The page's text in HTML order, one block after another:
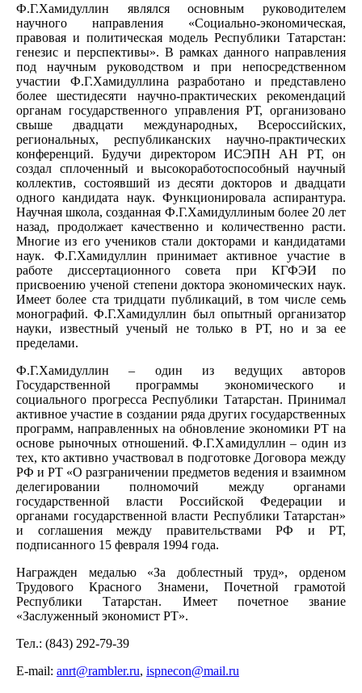
Ф.Г.Хамидуллин являлся основным руководителем
научного направления «Социально-экономическая,
правовая и политическая модель Республики Татарстан:
генезис и перспективы». В рамках данного направления
под научным руководством и при непосредственном
участии Ф.Г.Хамидуллина разработано и представлено
более шестидесяти научно-практических рекомендаций
органам государственного управления РТ, организовано
свыше двадцати международных, Всероссийских,
региональных, республиканских научно-практических
конференций. Будучи директором ИСЭПН АН РТ, он
создал сплоченный и высокоработоспособный научный
коллектив, состоявший из десяти докторов и двадцати
одного кандидата наук. Функционировала аспирантура.
Научная школа, созданная Ф.Г.Хамидуллиным более 20 лет
назад, продолжает качественно и количественно расти.
Многие из его учеников стали докторами и кандидатами
наук. Ф.Г.Хамидуллин принимает активное участие в
работе диссертационного совета при КГФЭИ по
присвоению ученой степени доктора экономических наук.
Имеет более ста тридцати публикаций, в том числе семь
монографий. Ф.Г.Хамидуллин был опытный организатор
науки, известный ученый не только в РТ, но и за ее
пределами.
Ф.Г.Хамидуллин – один из ведущих авторов
Государственной программы экономического и
социального прогресса Республики Татарстан. Принимал
активное участие в создании ряда других государственных
программ, направленных на обновление экономики РТ на
основе рыночных отношений. Ф.Г.Хамидуллин – один из
тех, кто активно участвовал в подготовке Договора между
РФ и РТ «О разграничении предметов ведения и взаимном
делегировании полномочий между органами
государственной власти Российской Федерации и
органами государственной власти Республики Татарстан»
и соглашения между правительствами РФ и РТ,
подписанного 15 февраля 1994 года.
Награжден медалью «За доблестный труд», орденом
Трудового Красного Знамени, Почетной грамотой
Республики Татарстан. Имеет почетное звание
«Заслуженный экономист РТ».
Тел.: (843) 292-79-39
Е-mail: anrt@rambler.ru, ispnecon@mail.ru